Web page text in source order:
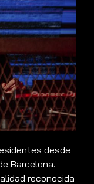
desde
Barcelona.
reconocida